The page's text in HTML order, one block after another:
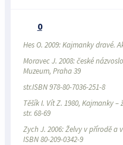
0
Hes O. 2009: Kajmanky dravé.
Moravec J. 2008: české
Muzeum, Praha 39
str.ISBN 978-80-7036-251-8
Těšík I. Vít Z. 1980, Kajmanky –
str. 68-69
Zych J. 2006: Želvy v přírodě a
ISBN 80-209-0342-9